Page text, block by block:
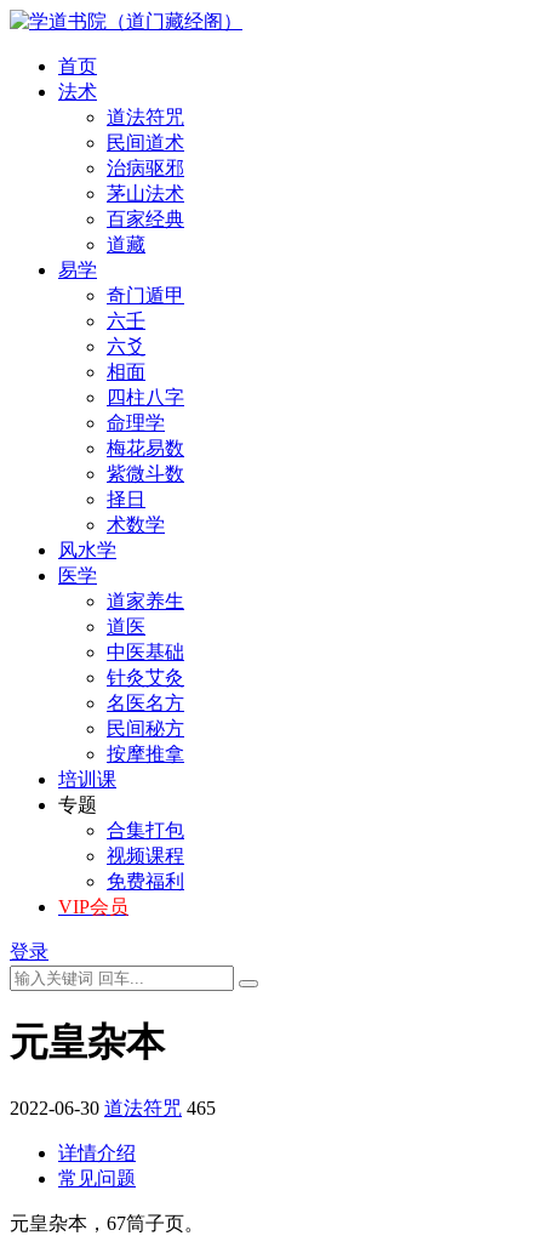
首页
法术
道法符咒
民间道术
治病驱邪
茅山法术
百家经典
道藏
易学
奇门遁甲
六壬
六爻
相面
四柱八字
命理学
梅花易数
紫微斗数
择日
术数学
风水学
医学
道家养生
道医
中医基础
针灸艾灸
名医名方
民间秘方
按摩推拿
培训课
专题
合集打包
视频课程
免费福利
VIP会员
登录
元皇杂本
2022-06-30 道法符咒 465
详情介绍
常见问题
元皇杂本，67筒子页。